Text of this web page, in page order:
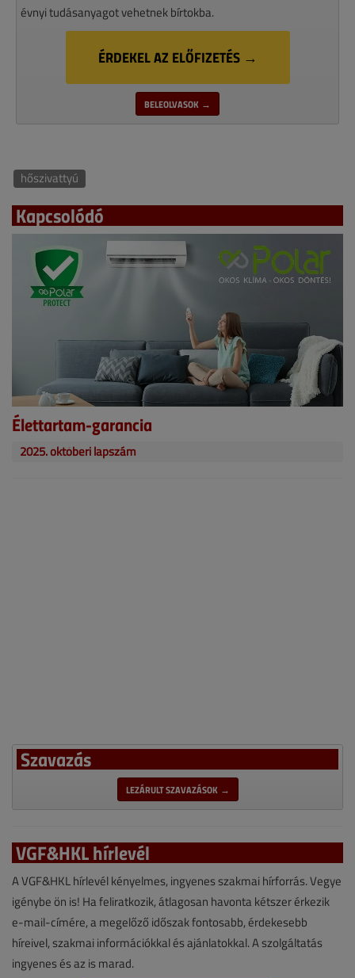
évnyi tudásanyagot vehetnek bírtokba.
ÉRDEKEL AZ ELŐFIZETÉS →
BELEOLVASOK →
hőszivattyú
Kapcsolódó
Élettartam-garancia
2025. októberi lapszám
Szavazás
LEZÁRULT SZAVAZÁSOK →
VGF&HKL hírlevél
A VGF&HKL hírlevél kényelmes, ingyenes szakmai hírforrás. Vegye
igénybe ön is! Ha feliratkozik, átlagosan havonta kétszer érkezik
e-mail-címére, a megelőző időszak fontosabb, érdekesebb
híreivel, szakmai információkkal és ajánlatokkal. A szolgáltatás
ingyenes és az is marad.